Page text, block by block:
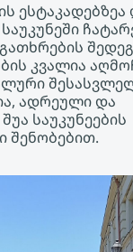
ესტაკადებზეა
საუკუნეში
კვალია
ადრეული და
საუკუნეების
შენობებით.